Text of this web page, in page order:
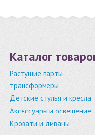
Каталог
Растущие парты-
трансформеры
Детские стулья и кресла
Аксессуары и освещение
Кровати и диваны